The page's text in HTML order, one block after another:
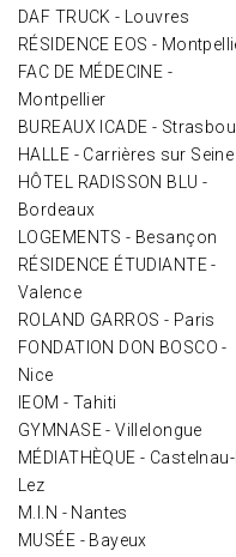
DAF TRUCK - Louvres
RÉSIDENCE EOS -
FAC DE MÉDECINE -
Montpellier
BUREAUX ICADE -
HALLE - Carrières sur Seine
HÔTEL RADISSON BLU -
Bordeaux
LOGEMENTS - Besançon
RÉSIDENCE ÉTUDIANTE -
Valence
ROLAND GARROS - Paris
FONDATION DON BOSCO -
Nice
IEOM - Tahiti
GYMNASE - Villelongue
MÉDIATHÈQUE -
Lez
M.I.N - Nantes
MUSÉE - Bayeux